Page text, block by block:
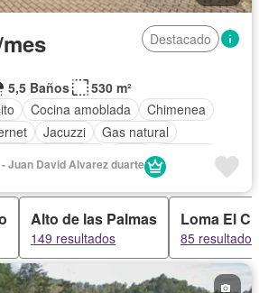
Destacado
5,5 Baños
530 m²
Cocina amoblada
Chimenea
Jacuzzi
Gas natural
Vigilante
Gimnasio
Piscina
Wifi
Permite niños
Juan David Alvarez duarte
Alto de las Palmas
149 resultados
Loma El
85 resultados